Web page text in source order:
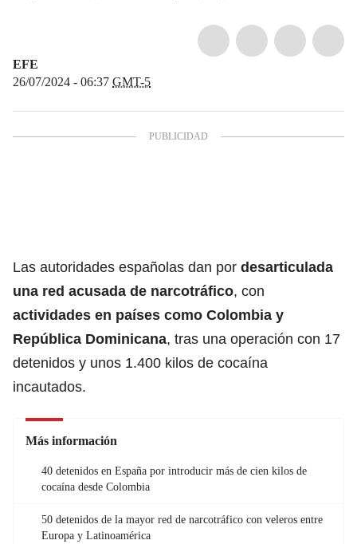
EFE
26/07/2024 - 06:37 GMT-5
Las autoridades españolas dan por desarticulada
una red acusada de narcotráfico, con
actividades en países como Colombia y
República Dominicana, tras una operación con 17
detenidos y unos 1.400 kilos de cocaína
incautados.
Más información
40 detenidos en España por introducir más de cien kilos de
cocaína desde Colombia
50 detenidos de la mayor red de narcotráfico con veleros entre
Europa y Latinoamérica